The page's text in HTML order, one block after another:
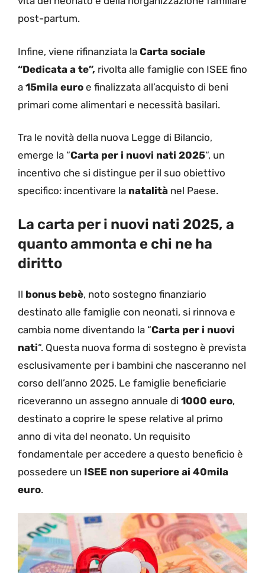
post-partum.
Infine, viene rifinanziata la Carta sociale
“Dedicata a te”, rivolta alle famiglie con ISEE fino
a 15mila euro e finalizzata all’acquisto di beni
primari come alimentari e necessità basilari.
Tra le novità della nuova Legge di Bilancio,
emerge la “Carta per i nuovi nati 2025“, un
incentivo che si distingue per il suo obiettivo
specifico: incentivare la natalità nel Paese.
La carta per i nuovi nati 2025, a
quanto ammonta e chi ne ha
diritto
Il bonus bebè, noto sostegno finanziario
destinato alle famiglie con neonati, si rinnova e
cambia nome diventando la “Carta per i nuovi
nati“. Questa nuova forma di sostegno è prevista
esclusivamente per i bambini che nasceranno nel
corso dell’anno 2025. Le famiglie beneficiarie
riceveranno un assegno annuale di 1000 euro,
destinato a coprire le spese relative al primo
anno di vita del neonato. Un requisito
fondamentale per accedere a questo beneficio è
possedere un ISEE non superiore ai 40mila
euro.